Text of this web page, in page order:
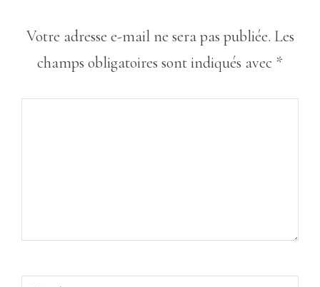
Votre adresse e-mail ne sera pas publiée. Les
champs obligatoires sont indiqués avec *